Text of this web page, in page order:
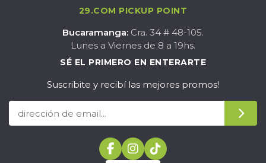
29.COM PICKUP POINT
Bucaramanga: Cra. 34 # 48-105.
Lunes a Viernes de 8 a 19hs.
SÉ EL PRIMERO EN ENTERARTE
Suscribite y recibí las mejores promos!